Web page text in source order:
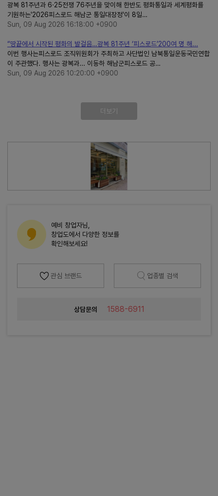
광복 81주년과 6·25전쟁 76주년을 맞이해 한반도 평화통일과 세계평화를
기원하는'2026피스로드 해남군 통일대장정'이 8일…
Sun, 09 Aug 2026 16:18:00 +0900
“땅끝에서 시작된 평화의 발걸음…광복 81주년 ‘피스로드’200여 명 해...
이번 행사는피스로드 조직위원회가 주최하고 사단법인 남북통일운동국민연합
이 주관했다. 행사는 광복과... 이동하 해남군피스로드 공…
Sun, 09 Aug 2026 10:20:00 +0900
더보기
예비 창업자님,
창업도에서 다양한 정보를
확인해보세요!
관심 브랜드 업종별 검색
상담문의 1588-6911